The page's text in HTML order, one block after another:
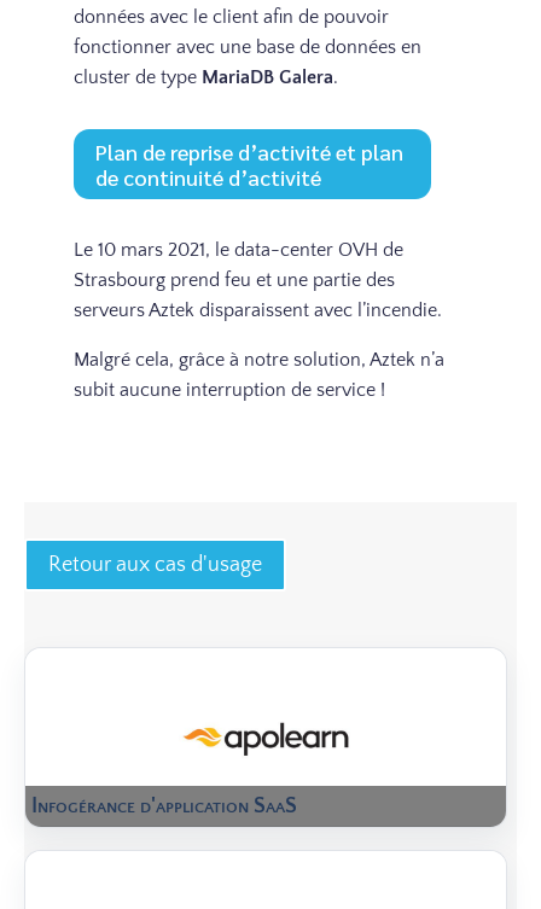
données avec le client afin de pouvoir
fonctionner avec une base de données en
cluster de type MariaDB Galera.
Plan de reprise d’activité et plan
de continuité d’activité
Le 10 mars 2021, le data-center OVH de
Strasbourg prend feu et une partie des
serveurs Aztek disparaissent avec l’incendie.
Malgré cela, grâce à notre solution, Aztek n’a
subit aucune interruption de service !
Retour aux cas d'usage
Infogérance d'application SaaS